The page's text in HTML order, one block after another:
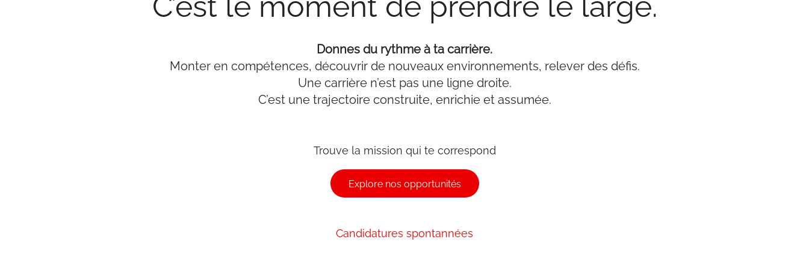
Donnes du rythme à ta carrière.
Monter en compétences, découvrir de nouveaux environnements, relever des défis.
Une carrière n’est pas une ligne droite.
C’est une trajectoire construite, enrichie et assumée.
Trouve la mission qui te correspond
Explore nos opportunités
Candidatures spontannées